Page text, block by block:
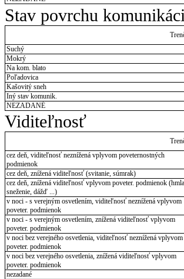
Stav povrchu
Suchý
Mokrý
Na kom. blato
Poľadovica
Kašovitý sneh
Iný stav komunik.
NEZADANÉ
Viditeľnosť
cez deň, viditeľnosť neznížená vplyvom poveternostných
podmienok
cez deň, znížená viditeľnosť (svitanie, súmrak)
cez deň, znížená viditeľnosť vplyvom poveter. podmienok (hmla,
sneženie, dážď ...)
v noci - s verejným osvetlením, viditeľnosť neznížená vplyvom
poveter. podmienok
v noci - s verejným osvetlením, znížená viditeľnosť vplyvom
poveter. podmienok
v noci bez verejného osvetlenia, viditeľnosť neznížená vplyvom
poveter. podmienok
v noci bez verejného osvetlenia, znížená viditeľnosť vplyvom
poveter. podmienok
nezadané